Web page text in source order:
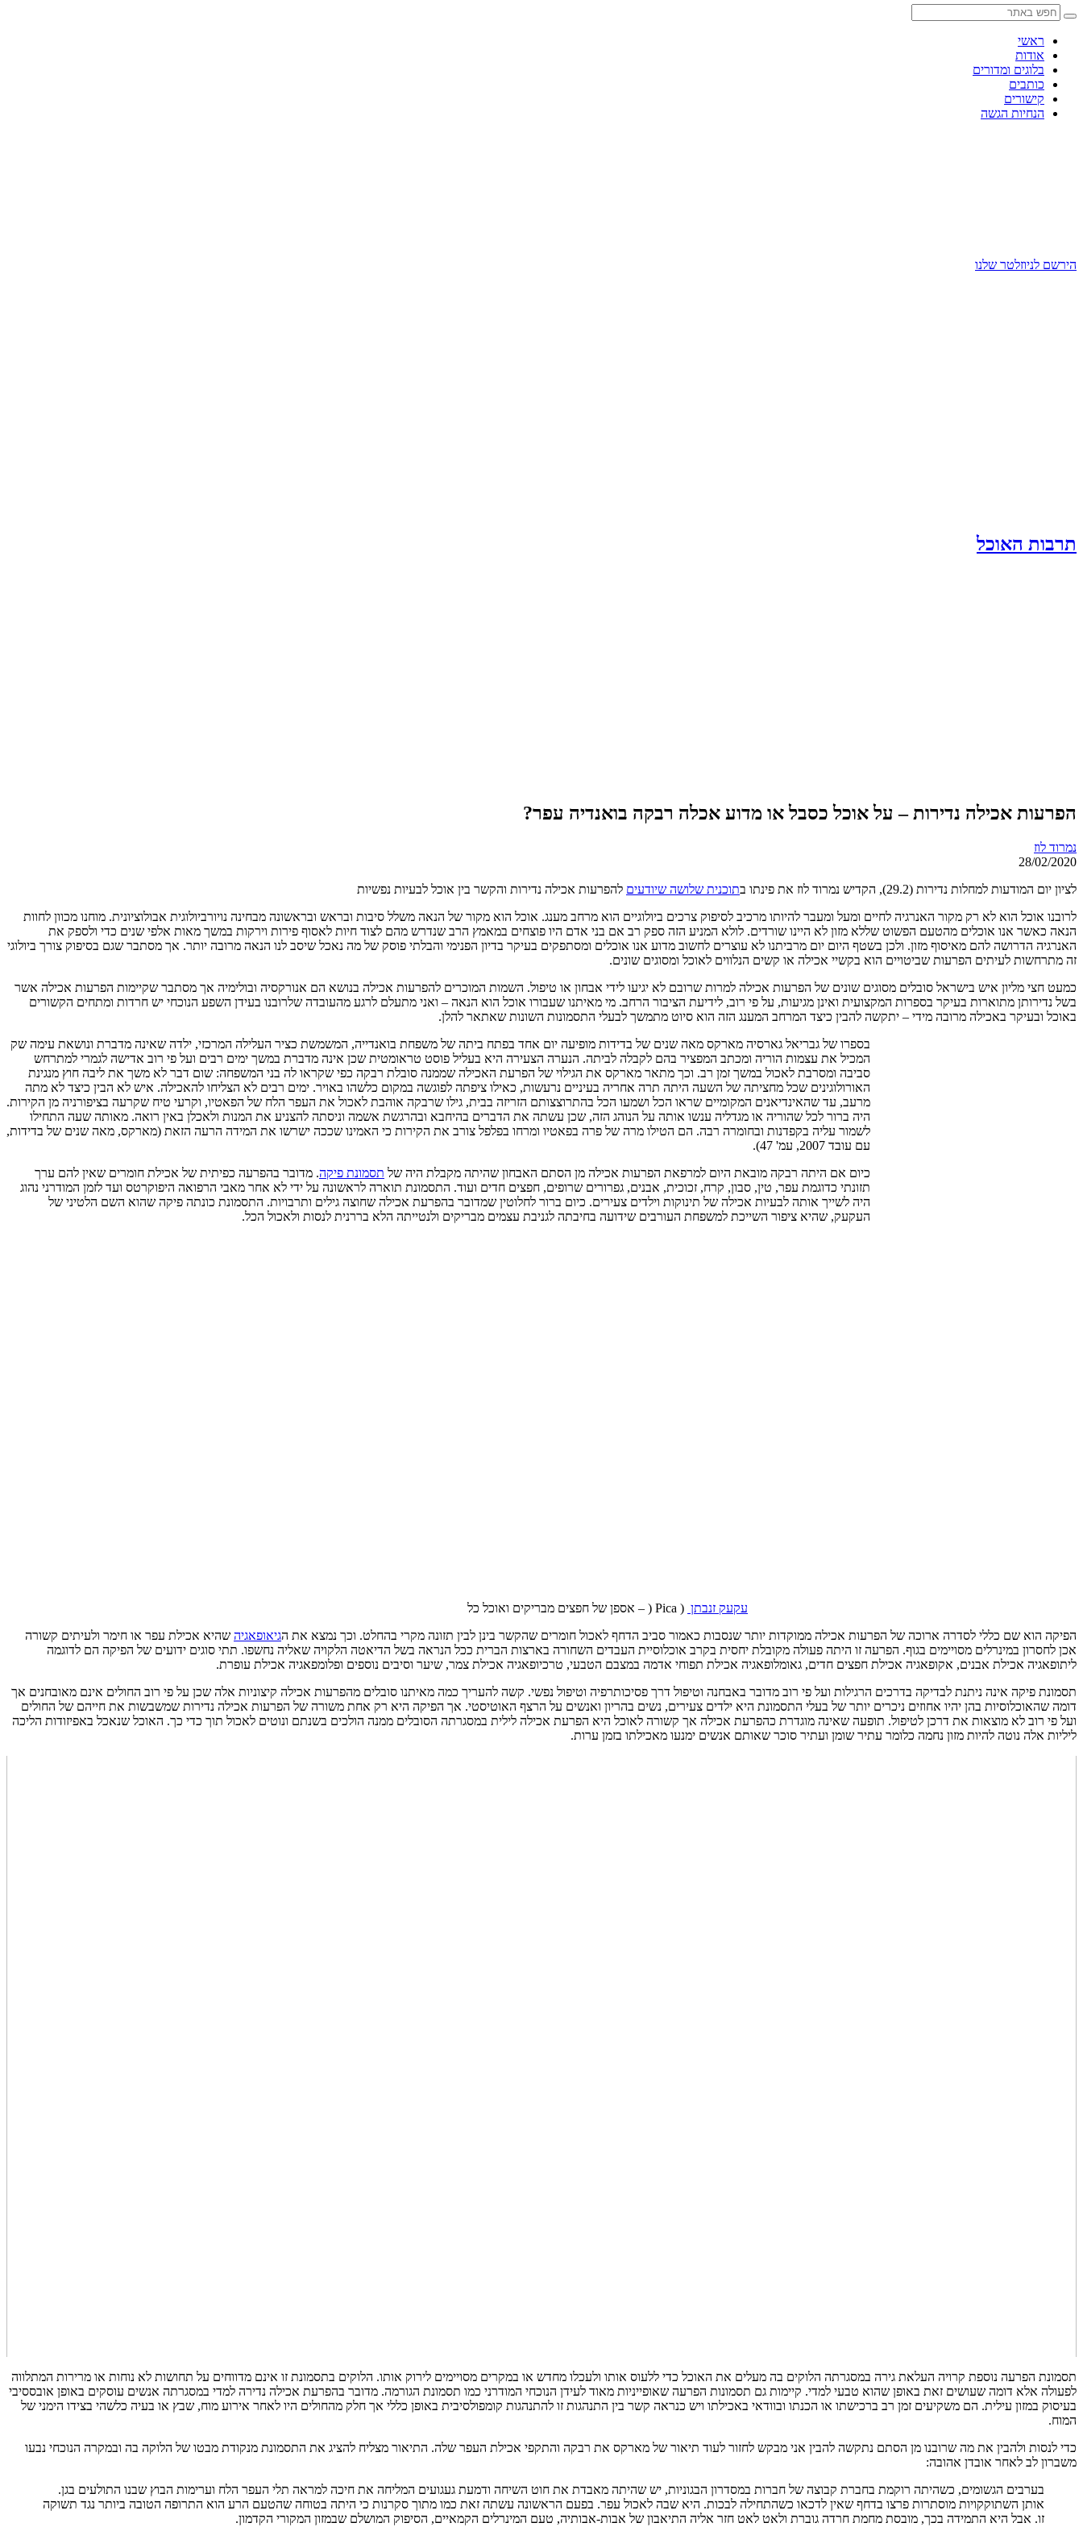
Skip
contentראשי
אודות
בלוגים ומדורים
כותבים
קישורים
הנחיות הגשה
הירשם לניוזלטר שלנו
תרבות האוכל
הפרעות אכילה נדירות – על אוכל כסבל או מדוע אכלה רבקה בואנדיה עפר?
נמרוד לוז
28/02/2020
לציון יום המודעות למחלות נדירות (29.2), הקדיש נמרוד לוז את פינתו ב
תוכנית שלושה שיודעים להפרעות אכילה נדירות והקשר בין אוכל לבעיות נפשיות
לרובנו אוכל הוא לא רק מקור האנרגיה לחיים ומעל ומעבר להיותו מרכיב לסיפוק צרכים ביולוגיים הוא מרחב מענג. אוכל הוא מקור של הנאה משלל סיבות ובראש ובראשונה מבחינה נויורביולוגית אבולוציונית. מוחנו מכוון לחוות
הנאה כאשר אנו אוכלים מהטעם הפשוט שללא מזון לא היינו שורדים. לולא המניע הזה ספק רב אם בני אדם היו פוצחים במאמץ הרב שנדרש מהם לצוד חיות לאסוף פירות וירקות במשך מאות אלפי שנים כדי ולספק את
האנרגיה הדרושה להם מאיסוף מזון. ולכן בשטף היום יום מרביתנו לא עוצרים לחשוב מדוע אנו אוכלים ומסתפקים בעיקר בדיון הפנימי והבלתי פוסק של מה נאכל שיסב לנו הנאה מרובה יותר. אך מסתבר שגם בסיפוק צורך ביולוגי
זה מתרחשות לעיתים הפרעות שביטויים הוא בקשיי אכילה או קשים הנלווים לאוכל ומסוגים שונים.
כמעט חצי מליון איש בישראל סובלים מסוגים שונים של הפרעות אכילה למרות שרובם לא יגיעו לידי אבחון או טיפול. השמות המוכרים להפרעות אכילה בנושא הם אנורקסיה ובולימיה אך מסתבר שקיימות הפרעות אכילה אשר
בשל נדירותן מתוארות בעיקר בספרות המקצועית ואינן מגיעות, על פי רוב, לידיעת הציבור הרחב. מי מאיתנו שעבורו אוכל הוא הנאה – ואני מתעלם לרגע מהעובדה שלרובנו בעידן השפע הנוכחי יש חרדות ומתחים הקשורים
באוכל ובעיקר באכילה מרובה מידי – יתקשה להבין כיצד המרחב המענג הזה הוא סיוט מתמשך לבעלי התסמונות השונות שאתאר להלן.
בספרו של גבריאל גארסיה מארקס מאה שנים של בדידות מופיעה יום אחד בפתח ביתה של משפחת בואנדייה, המשמשת כציר העלילה המרכזי, ילדה שאינה מדברת ונושאת עימה שק
המכיל את עצמות הוריה ומכתב המפציר בהם לקבלה לביתה. הנערה הצעירה היא בעליל פוסט טראומטית שכן אינה מדברת במשך ימים רבים ועל פי רוב אדישה לגמרי למתרחש
סביבה ומסרבת לאכול במשך זמן רב. וכך מתאר מארקס את הגילוי של הפרעת האכילה שממנה סובלת רבקה כפי שקראו לה בני המשפחה: שום דבר לא משך את ליבה חוץ מנגינת
האורולוגינים שכל מחציתה של השעה היתה תרה אחריה בעיניים נרעשות, כאילו ציפתה לפוגשה במקום כלשהו באויר. ימים רבים לא הצליחו להאכילה. איש לא הבין כיצד לא מתה
מרעב, עד שהאינדיאנים המקומיים שראו הכל ושמעו הכל בהתרוצצותם הזריזה בבית, גילו שרבקה אוהבת לאכול את העפר הלח של הפאטיו, וקרעי טיח שקרעה בציפורניה מן הקירות.
היה ברור לכל שהוריה או מגדליה ענשו אותה על הנוהג הזה, שכן עשתה את הדברים בהיחבא ובהרגשת אשמה וניסתה להצניע את המנות ולאכלן באין רואה. מאותה שעה התחילו
לשמור עליה בקפדנות ובחומרה רבה. הם הטילו מרה של פרה בפאטיו ומרחו בפלפל צורב את הקירות כי האמינו שככה ישרשו את המידה הרעה הזאת (מארקס, מאה שנים של בדידות,
עם עובד 2007, עמ' 47).
כיום אם היתה רבקה מובאת היום למרפאת הפרעות אכילה מן הסתם האבחון שהיתה מקבלת היה של תסמונת פיקה. מדובר בהפרעה כפיתית של אכילת חומרים שאין להם ערך
תזונתי כדוגמת עפר, טין, סבון, קרח, זכוכית, אבנים, גפרורים שרופים, חפצים חדים ועוד. התסמונת תוארה לראשונה על ידי לא אחר מאבי הרפואה היפוקרטס ועד לזמן המודרני נהוג
היה לשייך אותה לבעיות אכילה של תינוקות וילדים צעירים. כיום ברור לחלוטין שמדובר בהפרעת אכילה שחוצה גילים ותרבויות. התסמונת כונתה פיקה שהוא השם הלטיני של
העקעק, שהיא ציפור השייכת למשפחת העורבים שידועה בחיבתה לגניבת עצמים מבריקים ולנטייתה הלא בררנית לנסות ולאכול הכל.
עקעק זנבתן ( Pica ( – אספן של חפצים מבריקים ואוכל כל
הפיקה הוא שם כללי לסדרה ארוכה של הפרעות אכילה ממוקדות יותר שנסבות כאמור סביב הדחף לאכול חומרים שהקשר בינן לבין תזונה מקרי בהחלט. וכך נמצא את הגיאופאגיה שהיא אכילת עפר או חימר ולעיתים קשורה
אכן לחסרון במינרלים מסויימים בגוף. הפרעה זו היתה פעולה מקובלת יחסית בקרב אוכלוסיית העבדים השחורה בארצות הברית ככל הנראה בשל הדיאטה הלקויה שאליה נחשפו. תתי סוגים ידועים של הפיקה הם לדוגמה
ליתופאגיה אכילת אבנים, אקופאגיה אכילת חפצים חדים, גאומלופאגיה אכילת תפוחי אדמה במצבם הטבעי, טרכיופאגיה אכילת צמר, שיער וסיבים נוספים ופלומפאגיה אכילת עופרת.
תסמונת פיקה אינה ניתנת לבדיקה בדרכים הרגילות ועל פי רוב מדובר באבחנה וטיפול דרך פסיכותרפיה וטיפול נפשי. קשה להעריך כמה מאיתנו סובלים מהפרעות אכילה קיצוניות אלה שכן על פי רוב החולים אינם מאובחנים אך
דומה שהאוכלוסיות בהן יהיו אחוזים ניכרים יותר של בעלי התסמונת היא ילדים צעירים, נשים בהריון ואנשים על הרצף האוטיסטי. אך הפיקה היא רק אחת משורה של הפרעות אכילה נדירות שמשבשות את חייהם של החולים
ועל פי רוב לא מוצאות את דרכן לטיפול. תופעה שאינה מוגדרת כהפרעת אכילה אך קשורה לאוכל היא הפרעת אכילה לילית במסגרתה הסובלים ממנה הולכים בשנתם ונוטים לאכול תוך כדי כך. האוכל שנאכל באפיזודות הליכה
ליליות אלה נוטה להיות מזון נחמה כלומר עתיר שומן ועתיר סוכר שאותם אנשים ימנעו מאכילתו בזמן ערות.
תסמונת הפרעה נוספת קרויה העלאת גירה במסגרתה הלוקים בה מעלים את האוכל כדי ללעוס אותו ולעכלו מחדש או במקרים מסויימים לירוק אותו. הלוקים בתסמונת זו אינם מדווחים על תחושות לא נוחות או מרירות המתלווה
לפעולה אלא דומה שעושים זאת באופן שהוא טבעי למדי. קיימות גם תסמונות הפרעה שאופייניות מאוד לעידן הנוכחי המודרני כמו תסמונת הגורמה. מדובר בהפרעת אכילה נדירה למדי במסגרתה אנשים עוסקים באופן אובססיבי
בעיסוק במזון עילית. הם משקיעים זמן רב ברכישתו או הכנתו ובוודאי באכילתו ויש כנראה קשר בין התנהגות זו להתנהגות קומפולסיבית באופן כללי אך חלק מהחולים היו לאחר אירוע מוח, שבץ או בעיה כלשהי בצידו הימני של
המוח.
כדי לנסות ולהבין את מה שרובנו מן הסתם נתקשה להבין אני מבקש לחזור לעוד תיאור של מארקס את רבקה והתקפי אכילת העפר שלה. התיאור מצליח להציג את התסמונת מנקודת מבטו של הלוקה בה ובמקרה הנוכחי נבעו
משברון לב לאחר אובדן אהובה:
בערבים הגשומים, כשהיתה רוקמת בחברת קבוצה של חברות במסדרון הבגוניות, יש שהיתה מאבדת את חוט השיחה ודמעת געגועים המליחה את חיכה למראה תלי העפר הלח וערימות הבוץ שבנו התולעים בגן.
אותן השתוקקויות מוסתרות פרצו בדחף שאין לדכאו כשהתחילה לבכות. היא שבה לאכול עפר. בפעם הראשונה עשתה זאת כמו מתוך סקרנות כי היתה בטוחה שהטעם הרע הוא התרופה הטובה ביותר נגד תשוקה
זו. אבל היא התמידה בכך, מובסת מחמת חרדה גוברת ולאט לאט חזר אליה התיאבון של אבות-אבותיה, טעם המינרלים הקמאיים, הסיפוק המושלם שבמזון המקורי הקדמון.